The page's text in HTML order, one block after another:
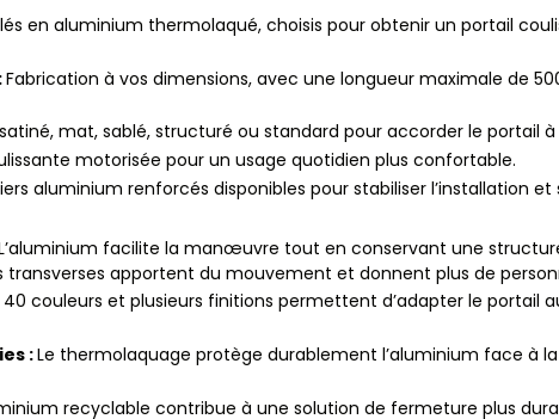
en aluminium thermolaqué, choisis pour obtenir un portail
Fabrication à vos dimensions, avec une longueur maximale de
mat, sablé, structuré ou standard pour accorder le portail
motorisée pour un usage quotidien plus confortable.
aluminium renforcés disponibles pour stabiliser l’installation
facilite la manœuvre tout en conservant une
transverses apportent du mouvement et donnent plus de
40 couleurs et plusieurs finitions permettent d’adapter le portail
:Le thermolaquage protège durablement l’aluminium face à
recyclable contribue à une solution de fermeture plus